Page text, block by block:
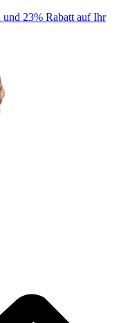
und 23% Rabatt auf Ihr